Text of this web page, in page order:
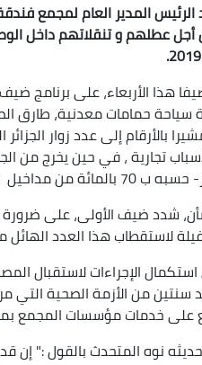
المدير العام لمجمع
هذا الأربعاء، على برنامج ضيف
من مداخيل سياحتها.
شدد ضيف الأولى، على ضرورة
لاستقطاب هذا العدد الهائل
الإجراءات لاستقبال
سنتين من الأزمة الصحية التي
على خدمات مؤسسات المجمع
نوه المتحدث بالقول :" إن